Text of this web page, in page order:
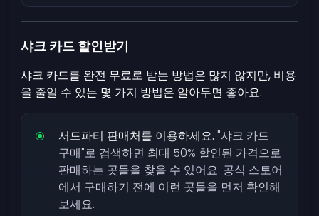
샤크 카드 할인받기
샤크 카드를 완전 무료로 받는 방법은 많지 않지만, 비용
을 줄일 수 있는 몇 가지 방법은 알아두면 좋아요.
서드파티 판매처를 이용하세요. "샤크 카드
구매"로 검색하면 최대 50% 할인된 가격으로
판매하는 곳들을 찾을 수 있어요. 공식 스토어
에서 구매하기 전에 이런 곳들을 먼저 확인해
보세요.